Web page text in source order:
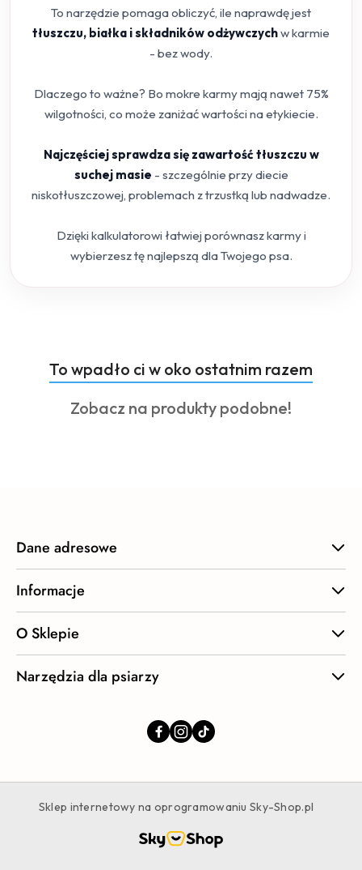
To narzędzie pomaga obliczyć, ile naprawdę jest
tłuszczu, białka i składników odżywczychw karmie
- bez wody.
Dlaczego to ważne? Bo mokre karmy mają nawet 75%
wilgotności, co może zaniżać wartości na etykiecie.
Najczęściej sprawdza się zawartość tłuszczu w
suchej masie - szczególnie przy diecie
niskotłuszczowej, problemach z trzustką lub nadwadze.
Dzięki kalkulatorowi łatwiej porównasz karmy i
wybierzesz tę najlepszą dla Twojego psa.
Pomiń karuzelę produktów
Produkty
o
statusie:
To wpadło ci w oko ostatnim razem
Produkty
Zobacz na produkty podobne!
Dane adresowe
Informacje
O Sklepie
Narzędzia dla psiarzy
Sklep internetowy na oprogramowaniu Sky-Shop.pl